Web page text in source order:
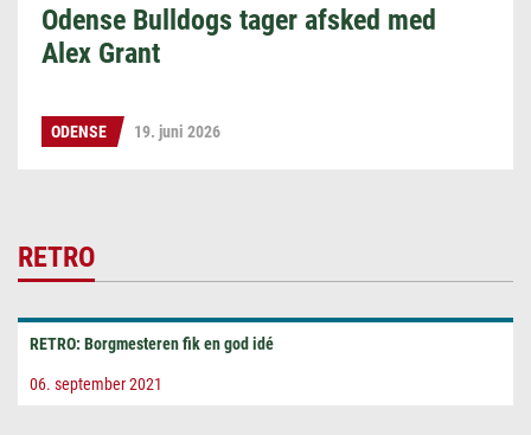
Odense Bulldogs tager afsked med
Alex Grant
ODENSE 19. juni 2026
RETRO
RETRO: Borgmesteren fik en god idé
06. september 2021